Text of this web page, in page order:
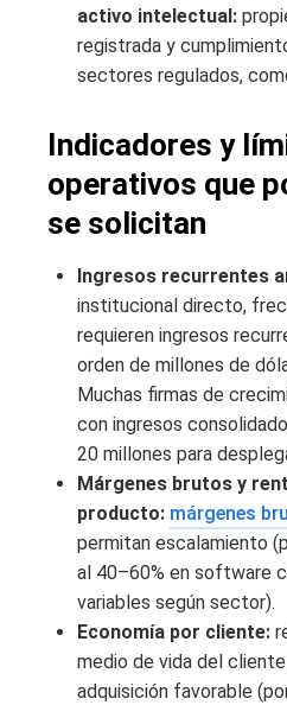
activo intelectual:
registrada y
sectores regulados,
Indicadores y
operativos que
se solicitan
Ingresos recurrentes
institucional directo,
requieren ingresos
orden de millones de
Muchas firmas de
con ingresos
20 millones para
Márgenes brutos y
producto: márgenes
permitan escalamiento
al 40–60% en software
variables según sector).
Economía por cliente:
medio de vida del
adquisición favorable